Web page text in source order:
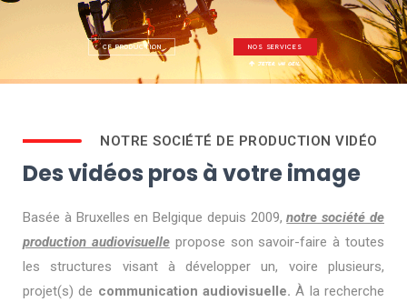
jeter un oeil
CF PRODUCTION NOS SERVICES
NOTRE SOCIÉTÉ DE PRODUCTION VIDÉO
Des vidéos pros à votre image
Basée à Bruxelles en Belgique depuis 2009,notre société de
production audiovisuelle propose son savoir-faire à toutes
les structures visant à développer un, voire plusieurs,
projet(s) de communication audiovisuelle.À la recherche